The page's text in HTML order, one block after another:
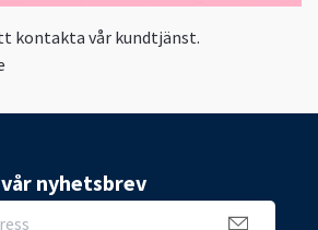
kontakta vår kundtjänst.
nyhetsbrev